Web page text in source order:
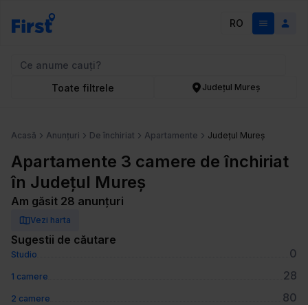
RO
Toate filtrele Județul Mureș
Acasă Anunțuri De închiriat Apartamente Județul Mureș
Apartamente 3 camere de închiriat
în Județul Mureș
Am găsit 28 anunțuri
Vezi harta
Sugestii de căutare
Studio 0
1 camere 28
2 camere 80